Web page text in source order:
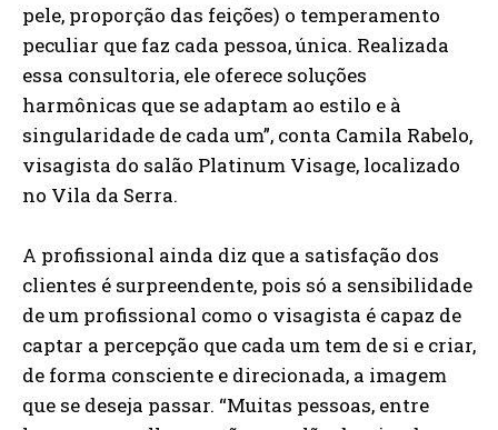
pele, proporção das feições) o temperamento
peculiar que faz cada pessoa, única. Realizada
essa consultoria, ele oferece soluções
harmônicas que se adaptam ao estilo e à
singularidade de cada um”, conta Camila Rabelo,
visagista do salão Platinum Visage, localizado
no Vila da Serra.
A profissional ainda diz que a satisfação dos
clientes é surpreendente, pois só a sensibilidade
de um profissional como o visagista é capaz de
captar a percepção que cada um tem de si e criar,
de forma consciente e direcionada, a imagem
que se deseja passar. “Muitas pessoas, entre